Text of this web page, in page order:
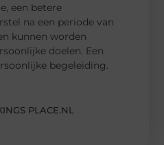
een betere
na een periode van
kunnen worden
doelen. Een
begeleiding.
PLACE.NL